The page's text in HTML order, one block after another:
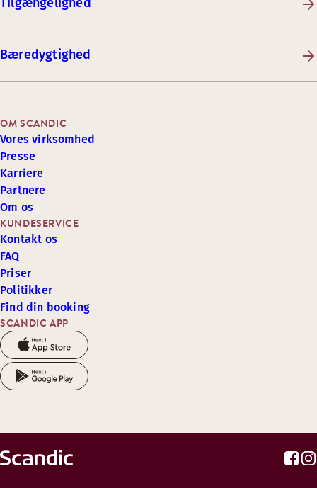
Bæredygtighed
SCANDIC APP
KUNDESERVICE
Kontakt os
FAQ
Priser
Politikker
Find din booking
OM SCANDIC
Vores virksomhed
Presse
Karriere
Partnere
Om os